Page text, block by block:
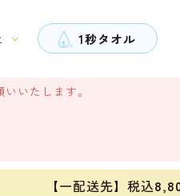
1秒タオル
いたします。
【一配送先】税込